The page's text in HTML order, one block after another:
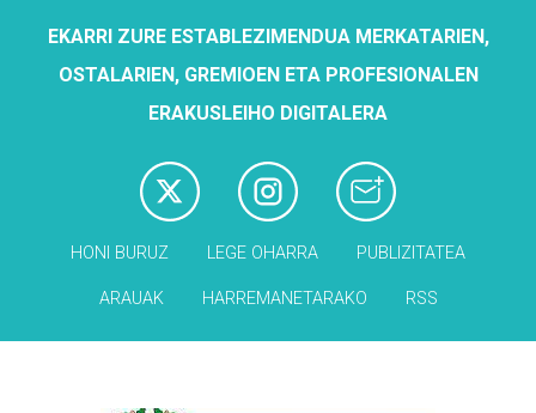
EKARRI ZURE ESTABLEZIMENDUA MERKATARIEN,
OSTALARIEN, GREMIOEN ETA PROFESIONALEN
ERAKUSLEIHO DIGITALERA
HONI BURUZ LEGE OHARRA PUBLIZITATEA
ARAUAK HARREMANETARAKO RSS